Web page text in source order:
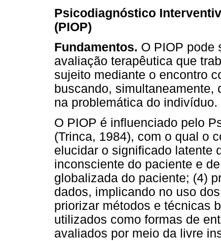
Psicodiagnóstico
(PIOP)
Fundamentos. O PIOP pode
avaliação terapêutica que
sujeito mediante o encontro
buscando, simultaneamente,
na problemática do indivíduo.
O PIOP é influenciado pelo
(Trinca, 1984), com o qual o
elucidar o significado latente
inconsciente do paciente e
globalizada do paciente; (4)
dados, implicando no uso
priorizar métodos e técnicas
utilizados como formas de
avaliados por meio da livre